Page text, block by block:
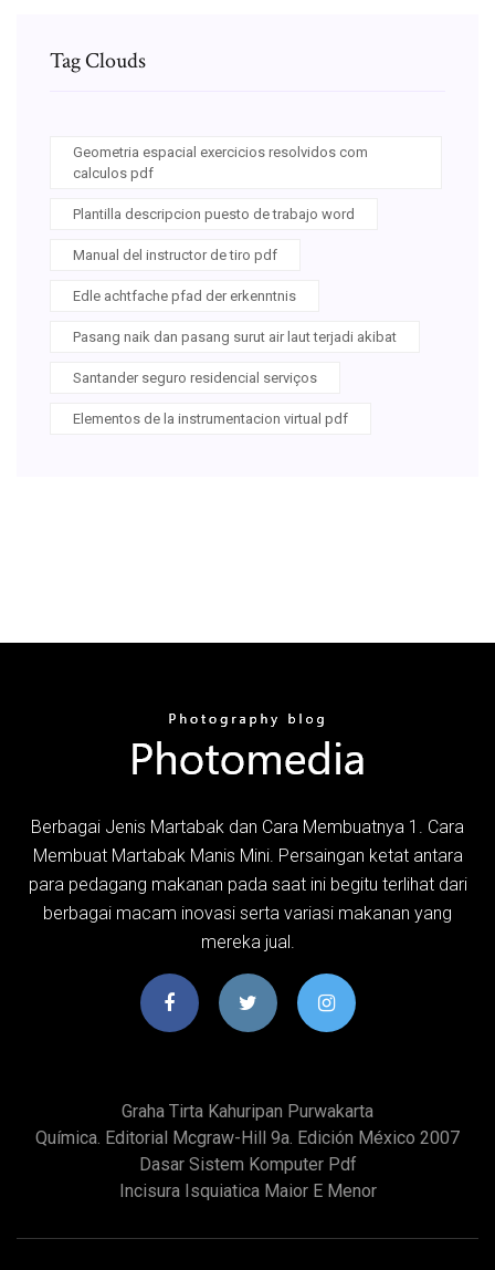
Tag Clouds
Geometria espacial exercicios resolvidos com
calculos pdf
Plantilla descripcion puesto de trabajo word
Manual del instructor de tiro pdf
Edle achtfache pfad der erkenntnis
Pasang naik dan pasang surut air laut terjadi akibat
Santander seguro residencial serviços
Elementos de la instrumentacion virtual pdf
Berbagai Jenis Martabak dan Cara Membuatnya 1. Cara
Membuat Martabak Manis Mini. Persaingan ketat antara
para pedagang makanan pada saat ini begitu terlihat dari
berbagai macam inovasi serta variasi makanan yang
mereka jual.
Graha Tirta Kahuripan Purwakarta
Química. Editorial Mcgraw-Hill 9a. Edición México 2007
Dasar Sistem Komputer Pdf
Incisura Isquiatica Maior E Menor